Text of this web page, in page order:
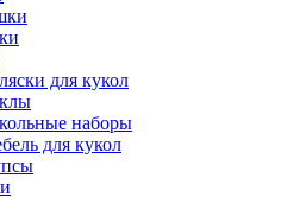
для кукол
наборы
для кукол